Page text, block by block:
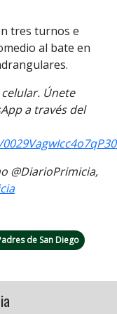
tres turnos e
al bate en
Únete
a través del
@DiarioPrimicia,
de San Diego